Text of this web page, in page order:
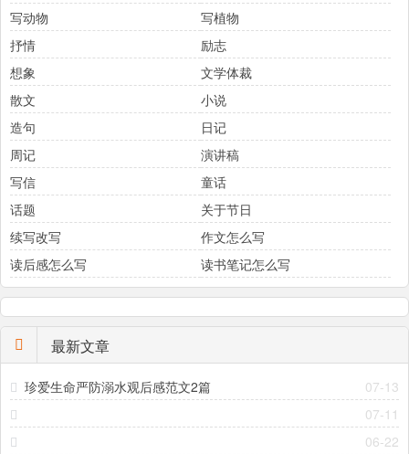
写动物
写植物
抒情
励志
想象
文学体裁
散文
小说
造句
日记
周记
演讲稿
写信
童话
话题
关于节日
续写改写
作文怎么写
读后感怎么写
读书笔记怎么写
最新文章
07-13
珍爱生命严防溺水观后感范文2篇
07-11
06-22